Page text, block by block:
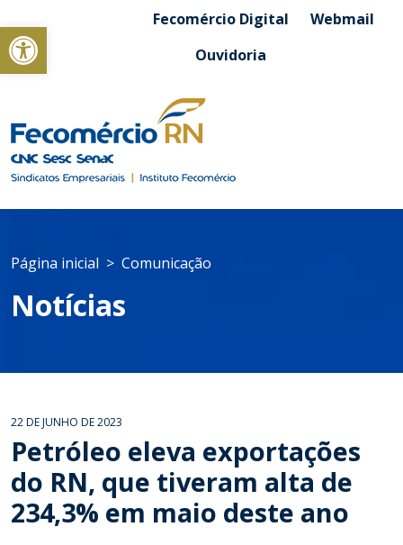
Abrir a barra de ferramentasFecomércio Digital
Webmail
Ouvidoria
Página inicial Comunicação
Notícias
22 DE JUNHO DE 2023
Petróleo eleva exportações
do RN, que tiveram alta de
234,3% em maio deste ano